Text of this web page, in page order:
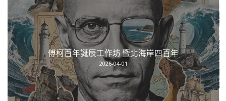
傅柯百年誕辰工作坊 暨北海岸四百年
2026-04-01